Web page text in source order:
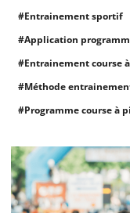
#Entrainement sportif
#Application
#Entrainement course
#Méthode
#Programme course à